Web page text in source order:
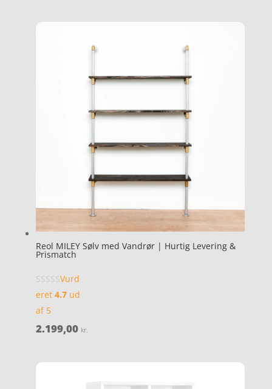
Reol MILEY Sølv med Vandrør | Hurtig Levering &
Prismatch
Vurd
eret 4.7ud
af 5
2.199,00 kr.